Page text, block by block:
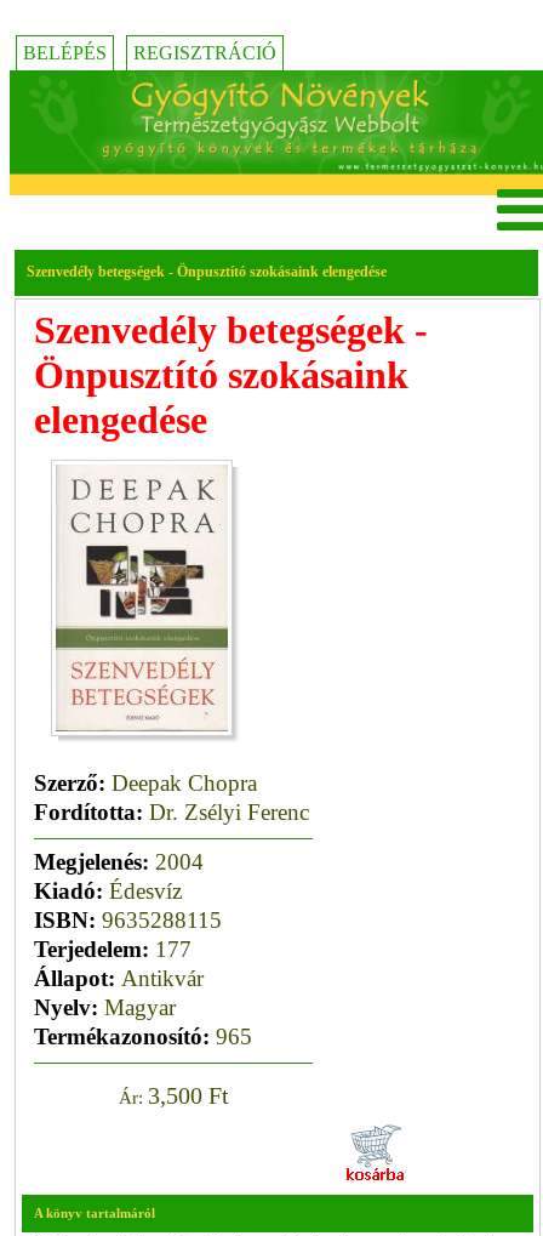
BELÉPÉS REGISZTRÁCIÓ
Szenvedély betegségek - Önpusztító szokásaink elengedése
Szenvedély betegségek -
Önpusztító szokásaink
elengedése
Szerző: Deepak Chopra
Fordította: Dr. Zsélyi Ferenc
Megjelenés: 2004
Kiadó: Édesvíz
ISBN: 9635288115
Terjedelem: 177
Állapot: Antikvár
Nyelv: Magyar
Termékazonosító: 965
Ár: 3,500 Ft
A könyv tartalmáról